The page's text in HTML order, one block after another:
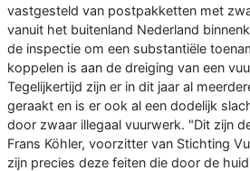
vastgesteld van postpakketten met
vanuit het buitenland Nederland
de inspectie om een substantiële
koppelen is aan de dreiging van een
Tegelijkertijd zijn er in dit jaar al
geraakt en is er ook al een dodelijk
door zwaar illegaal vuurwerk. "Dit zijn
Frans Köhler, voorzitter van Stichting
zijn precies deze feiten die door de